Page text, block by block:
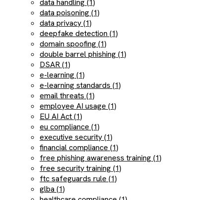
data handling (1)
data poisoning (1)
data privacy (1)
deepfake detection (1)
domain spoofing (1)
double barrel phishing (1)
DSAR (1)
e-learning (1)
e-learning standards (1)
email threats (1)
employee AI usage (1)
EU AI Act (1)
eu compliance (1)
executive security (1)
financial compliance (1)
free phishing awareness training (1)
free security training (1)
ftc safeguards rule (1)
glba (1)